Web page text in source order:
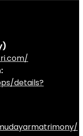
details?